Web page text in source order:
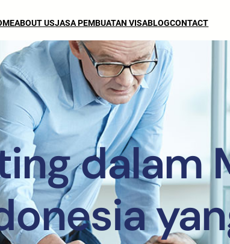
ABOUT USJASA PEMBUATAN VISABLOGCONTACT
dalam